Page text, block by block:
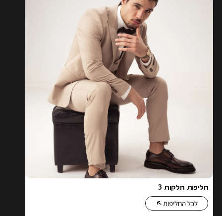
חליפות חלקות 3
לכל החליפות